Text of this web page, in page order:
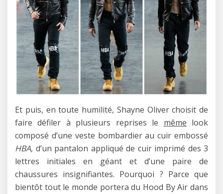
Et puis, en toute humilité, Shayne Oliver choisit de
faire défiler à plusieurs reprises le même look
composé d’une veste bombardier au cuir embossé
HBA, d’un pantalon appliqué de cuir imprimé des 3
lettres initiales en géant et d’une paire de
chaussures insignifiantes. Pourquoi ? Parce que
bientôt tout le monde portera du Hood By Air dans